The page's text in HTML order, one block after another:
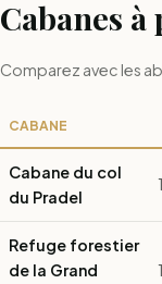
Cabanes
Comparez avec les
CABANE
Cabane du col
du Pradel
Refuge forestier
de la Grand